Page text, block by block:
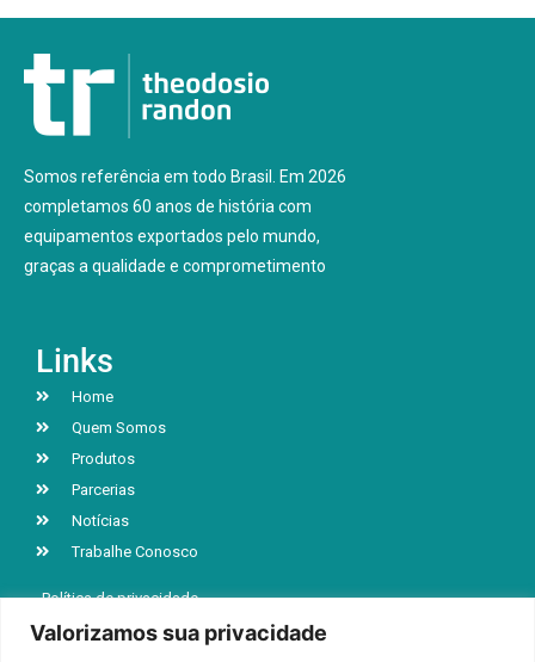
Valorizamos sua privacidade
Somos referência em todo Brasil. Em 2026
completamos 60 anos de história com
equipamentos exportados pelo mundo,
graças a qualidade e comprometimento
Links
Home
Quem Somos
Produtos
Parcerias
Notícias
Trabalhe Conosco
Política de privacidade